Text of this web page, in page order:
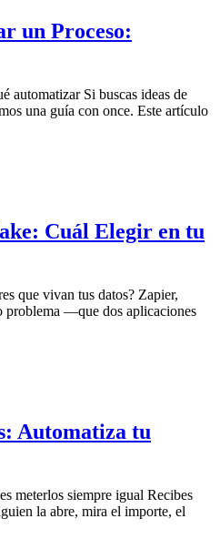
un Proceso:
automatizar Si buscas ideas de
una guía con once. Este artículo
Cuál Elegir en tu
que vivan tus datos? Zapier,
problema —que dos aplicaciones
Automatiza tu
meterlos siempre igual Recibes
la abre, mira el importe, el